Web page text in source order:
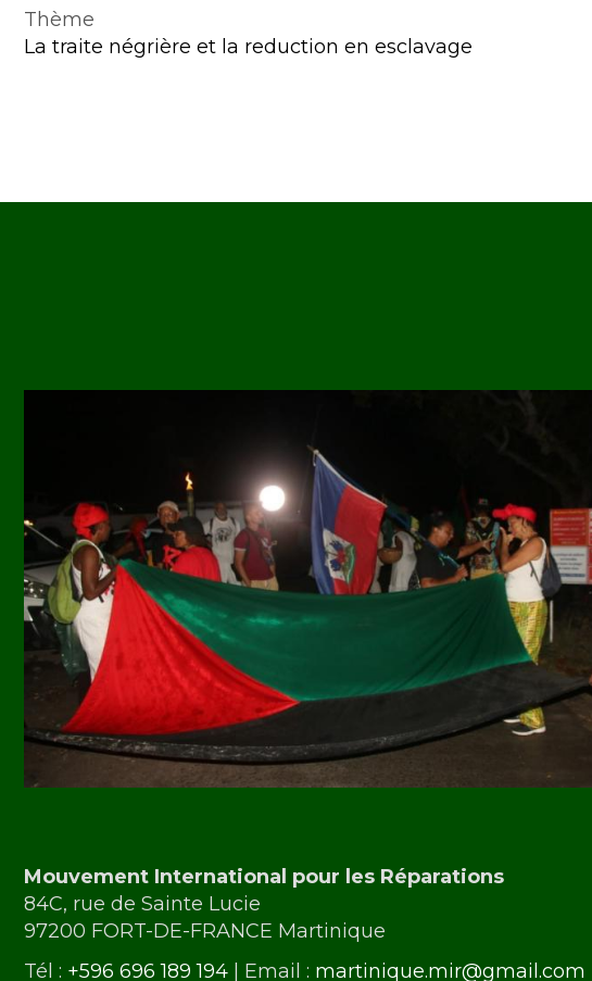
Thème
La traite négrière et la reduction en esclavage
Mouvement International pour les Réparations
84C, rue de Sainte Lucie
97200 FORT-DE-FRANCE Martinique
Tél : +596 696 189 194 | Email : martinique.mir@gmail.com